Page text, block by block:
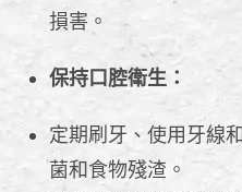
損害。
保持口腔衛生：
定期刷牙、使用牙線
菌和食物殘渣。